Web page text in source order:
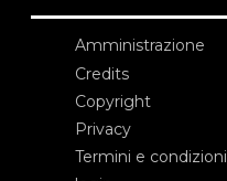
Amministrazione
Credits
Copyright
Privacy
Termini e condizioni